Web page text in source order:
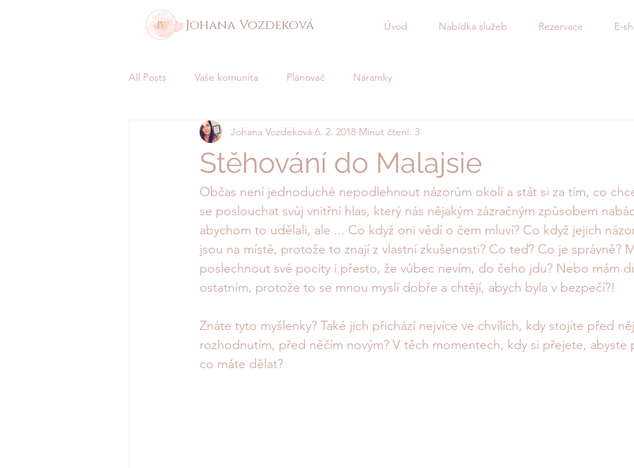
Johana Vozdeková Úvod Nabídka služeb Rezervace E-
All Posts Vaše komunita Plánovač Náramky
Stěhování do Malajsie
Johana Vozdeková 6. 2. 2018 Minut čtení: 3
Občas není jednoduché nepodlehnout názorům okolí a stát si za tím, co
se poslouchat svůj vnitřní hlas, který nás nějakým zázračným způsobem
abychom to udělali, ale ... Co když oni vědí o čem mluví? Co když jejich
jsou na místě, protože to znají z vlastní zkušenosti? Co teď? Co je správně?
poslechnout své pocity i přesto, že vůbec nevím, do čeho jdu? Nebo mám
ostatním, protože to se mnou myslí dobře a chtějí, abych byla v bezpečí?!
Znáte tyto myšlenky? Také jich přichází nejvíce ve chvílích, kdy stojíte před
rozhodnutím, před něčím novým? V těch momentech, kdy si přejete, abyste
co máte dělat?